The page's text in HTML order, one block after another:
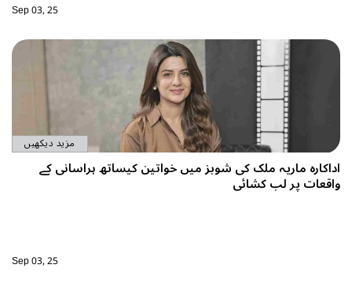
Sep 03, 25
مزید دیکھیں
ماریہ ملک کی شوبز میں خواتین کیساتھ ہراسانی کے
پر لب کشائی
Sep 03, 25